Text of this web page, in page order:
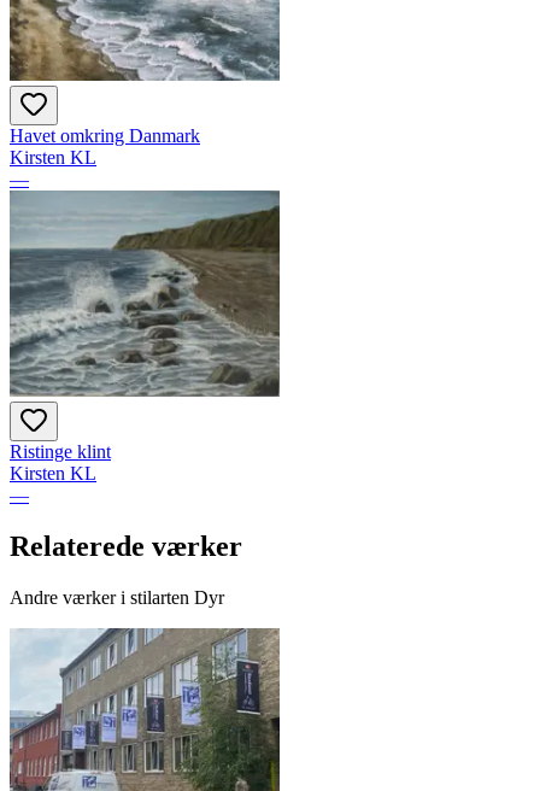
Havet omkring Danmark
Kirsten KL
—
Ristinge klint
Kirsten KL
—
Relaterede værker
Andre værker i stilarten Dyr